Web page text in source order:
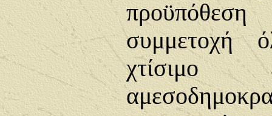
συμμετοχή
χτίσιμο